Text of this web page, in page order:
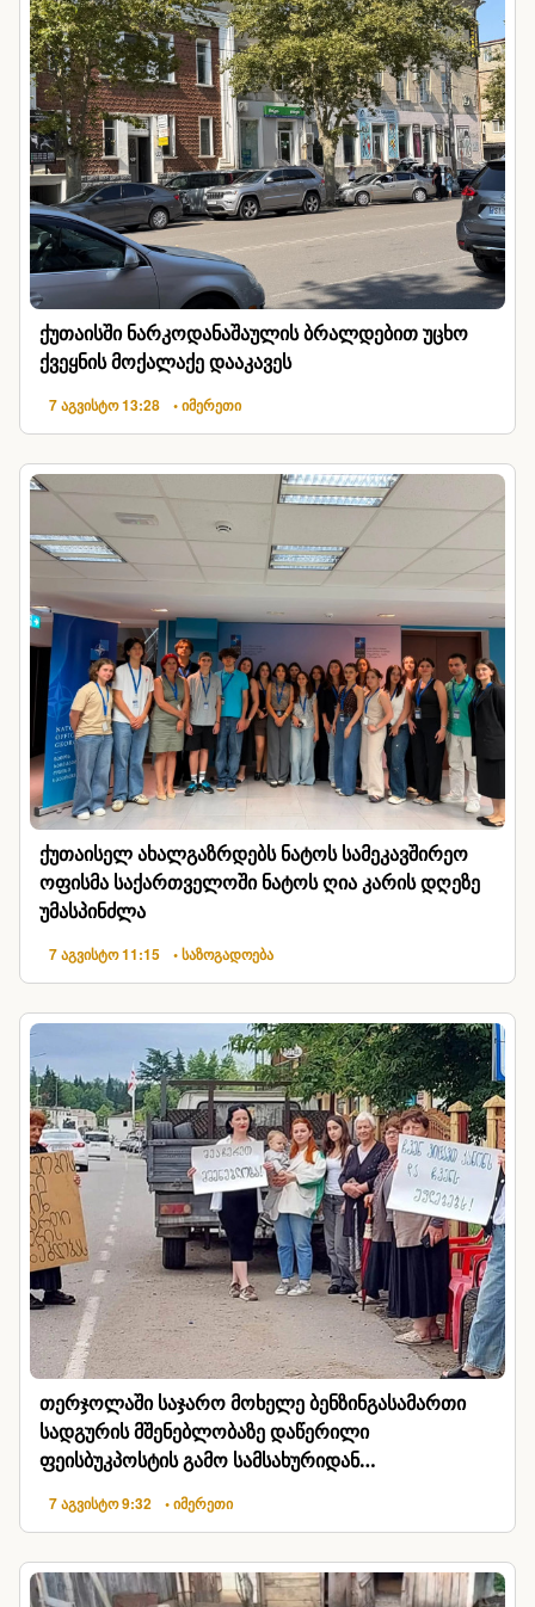
ქუთაისში ნარკოდანაშაულის ბრალდებით უცხო
ქვეყნის მოქალაქე დააკავეს
7 აგვისტო 13:28 • იმერეთი
ქუთაისელ ახალგაზრდებს ნატოს სამეკავშირეო
ოფისმა საქართველოში ნატოს ღია კარის დღეზე
უმასპინძლა
7 აგვისტო 11:15 • საზოგადოება
თერჯოლაში საჯარო მოხელე ბენზინგასამართი
სადგურის მშენებლობაზე დაწერილი
ფეისბუკპოსტის გამო სამსახურიდან
გაათავისუფლეს
7 აგვისტო 9:32 • იმერეთი